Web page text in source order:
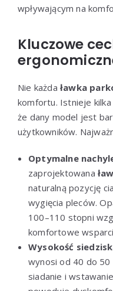
wpływającym na
Kluczowe
Nie każda ławka
komfortu. Istnieje
że dany model jest
użytkowników.
Optymalne
zaprojektowana
naturalną pozycję
wygięcia pleców.
100–110 stopni
komfortowe
Wysokość
wynosi od 40 do 50
siadanie i